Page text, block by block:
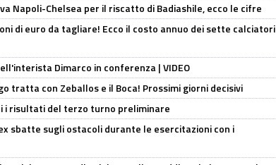
Napoli-Chelsea per il riscatto di Badiashile, ecco le cifre
di euro da tagliare! Ecco il costo annuo dei sette calciatori
Dimarco in conferenza | VIDEO
tratta con Zeballos e il Boca! Prossimi giorni decisivi
i risultati del terzo turno preliminare
sbatte sugli ostacoli durante le esercitazioni con i